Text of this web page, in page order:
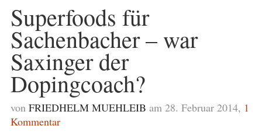
Superfoods für
Sachenbacher – war
Saxinger der
Dopingcoach?
von FRIEDHELM MUEHLEIB am 28. Februar 2014, 1
Kommentar